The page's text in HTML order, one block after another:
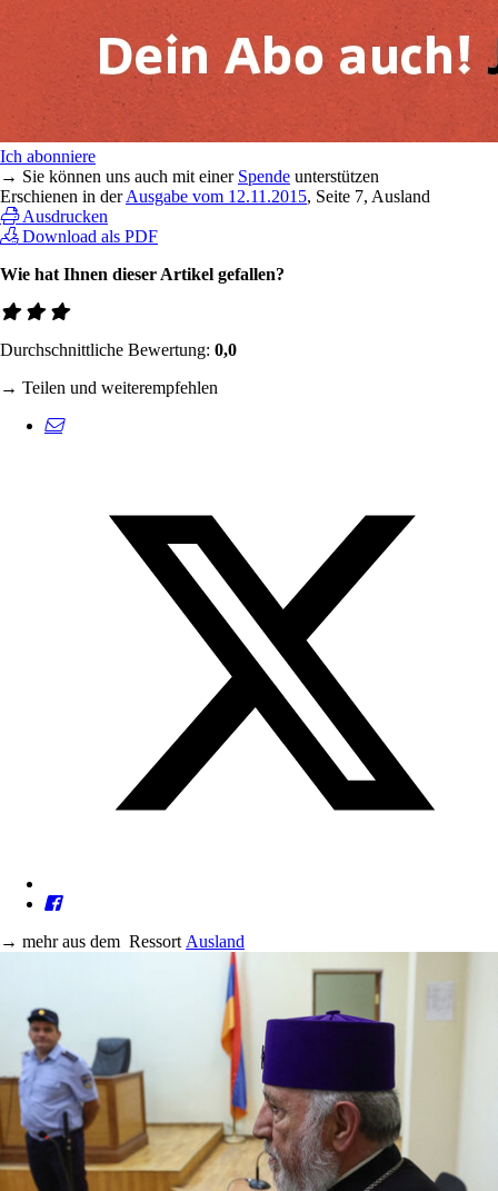
Ich abonniere
→ Sie können uns auch mit einer Spende unterstützen
Erschienen in derAusgabe vom 12.11.2015, Seite 7, Ausland
Ausdrucken
Download als PDF
Wie hat Ihnen dieser Artikel gefallen?
Durchschnittliche Bewertung: 0,0
→ Teilen und weiterempfehlen
→ mehr aus dem Ressort Ausland